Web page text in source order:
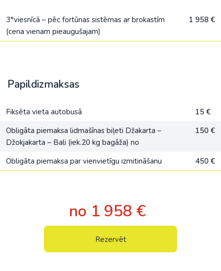
3*viesnīcā – pēc fortūnas sistēmas ar brokastīm
(cena vienam pieaugušajam)
1 958 €
Papildizmaksas
Fiksēta vieta autobusā
15 €
Оbligāta piemaksa lidmašīnas biļeti Džakarta –
Džokjakarta – Bali (iek.20 kg bagāža) no
150 €
Obligāta piemaksa par vienvietīgu izmitināšanu 450 €
no 1 958 €
Rezervēt